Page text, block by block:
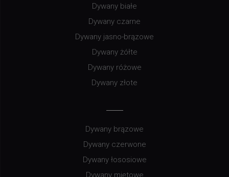
Dywany białe
Dywany czarne
Dywany jasno-brązowe
Dywany żółte
Dywany różowe
Dywany złote
Dywany brązowe
Dywany czerwone
Dywany łososiowe
Dywany miętowe